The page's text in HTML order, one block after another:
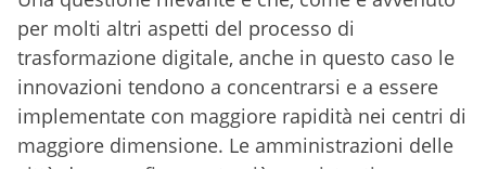
per molti altri aspetti del processo di
trasformazione digitale, anche in questo caso le
innovazioni tendono a concentrarsi e a essere
implementate con maggiore rapidità nei centri di
maggiore dimensione. Le amministrazioni delle